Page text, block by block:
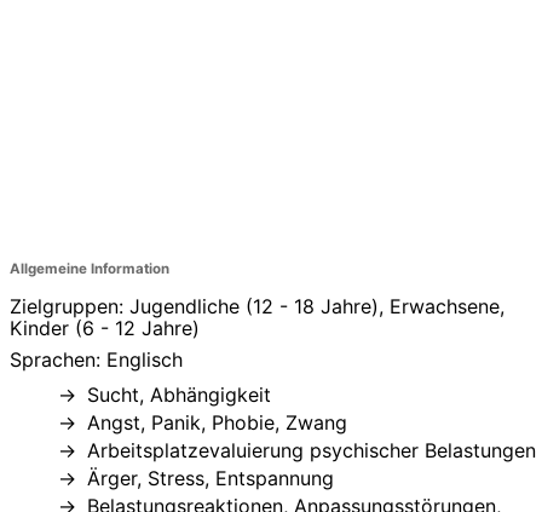
Allgemeine Information
Zielgruppen: Jugendliche (12 - 18 Jahre), Erwachsene,
Kinder (6 - 12 Jahre)
Sprachen: Englisch
Sucht, Abhängigkeit
Angst, Panik, Phobie, Zwang
Arbeitsplatzevaluierung psychischer Belastungen
Ärger, Stress, Entspannung
Belastungsreaktionen, Anpassungsstörungen,